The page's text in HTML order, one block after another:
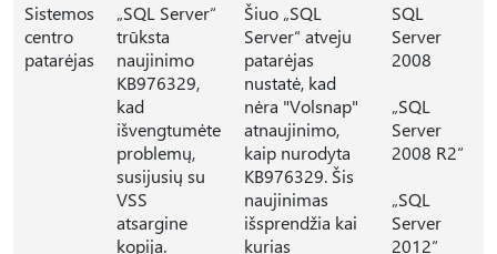
Sistemos
centro
patarėjas
„SQL Server“
trūksta
naujinimo
KB976329,
kad
išvengtumėte
problemų,
susijusių su
VSS
atsargine
kopija.
Šiuo „SQL
Server“ atveju
patarėjas
nustatė, kad
nėra "Volsnap"
atnaujinimo,
kaip nurodyta
KB976329. Šis
naujinimas
išsprendžia kai
kurias
SQL
Server
2008
„SQL
Server
2008 R2“
„SQL
Server
2012“